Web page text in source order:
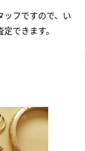
フですので、い
できます。